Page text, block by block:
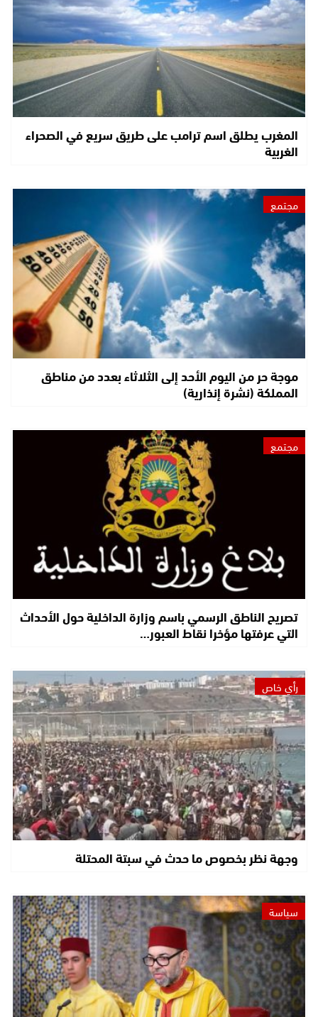
المغرب يطلق اسم ترامب على طريق سريع في الصحراء
الغربية
مجتمع
موجة حر من اليوم الأحد إلى الثلاثاء بعدد من مناطق
المملكة (نشرة إنذارية)
مجتمع
تصريح الناطق الرسمي باسم وزارة الداخلية حول الأحداث
التي عرفتها مؤخرا نقاط العبور…
رأي خاص
وجهة نظر بخصوص ما حدث في سبتة المحتلة
سياسة